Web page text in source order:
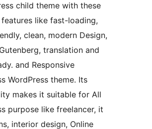
child theme with these
features like fast-loading,
clean, modern Design,
translation and
and Responsive
WordPress theme. Its
makes it suitable for All
purpose like freelancer, it
interior design, Online